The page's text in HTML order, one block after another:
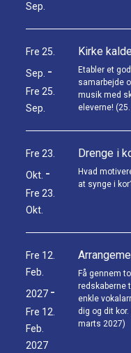
Sep.
Fre 25.
Sep. -
Fre 25.
Sep.
Kirke
Etabler et
samarbejde
musik med
eleverne!
Fre 23.
Okt. -
Fre 23.
Okt.
Drenge i
Hvad
at synge i
Fre 12.
Feb.
2027 -
Fre 12.
Feb.
2027
Få gennem
redskaberne
enkle
dig og dit kor.
marts 2027)